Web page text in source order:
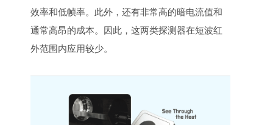
效率和低帧率。此外，还有非常高的暗电流值和
通常高昂的成本。因此，这两类探测器在短波红
外范围内应用较少。